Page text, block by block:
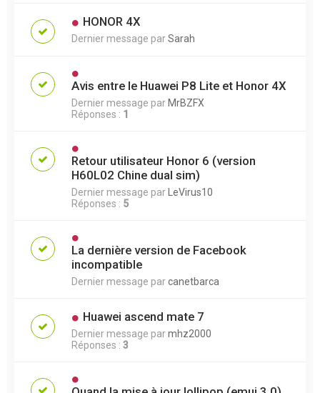
HONOR 4X
Dernier message parSarah
Avis entre le Huawei P8 Lite et Honor 4X
Dernier message parMrBZFX
Réponses : 1
Retour utilisateur Honor 6 (version
H60L02 Chine dual sim)
Dernier message parLeVirus10
Réponses : 5
La dernière version de Facebook
incompatible
Dernier message parcanetbarca
Huawei ascend mate 7
Dernier message parmhz2000
Réponses : 3